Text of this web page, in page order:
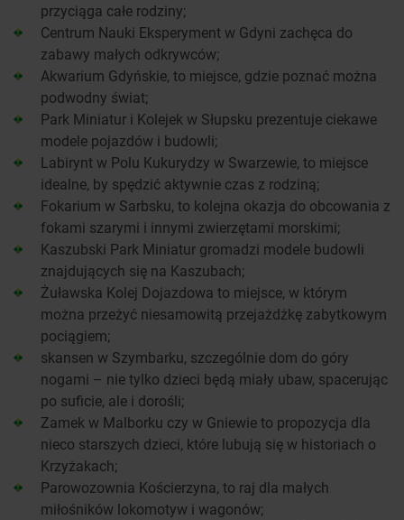
przyciąga całe rodziny;
Centrum Nauki Eksperyment w Gdyni zachęca do
zabawy małych odkrywców;
Akwarium Gdyńskie, to miejsce, gdzie poznać można
podwodny świat;
Park Miniatur i Kolejek w Słupsku prezentuje ciekawe
modele pojazdów i budowli;
Labirynt w Polu Kukurydzy w Swarzewie, to miejsce
idealne, by spędzić aktywnie czas z rodziną;
Fokarium w Sarbsku, to kolejna okazja do obcowania z
fokami szarymi i innymi zwierzętami morskimi;
Kaszubski Park Miniatur gromadzi modele budowli
znajdujących się na Kaszubach;
Żuławska Kolej Dojazdowa to miejsce, w którym
można przeżyć niesamowitą przejażdżkę zabytkowym
pociągiem;
skansen w Szymbarku, szczególnie dom do góry
nogami – nie tylko dzieci będą miały ubaw, spacerując
po suficie, ale i dorośli;
Zamek w Malborku czy w Gniewie to propozycja dla
nieco starszych dzieci, które lubują się w historiach o
Krzyżakach;
Parowozownia Kościerzyna, to raj dla małych
miłośników lokomotyw i wagonów;